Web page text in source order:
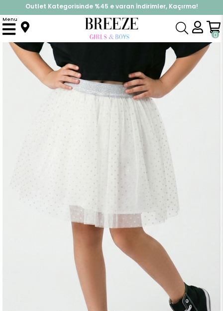
Outlet Kategorisinde %45 e varan İndirimler, Kaçırma!
İndirimlere ek %10 İndirimi Kap, Hemen Üye Ol!
0
Menu
Anasayfa Alt Giyim Etek